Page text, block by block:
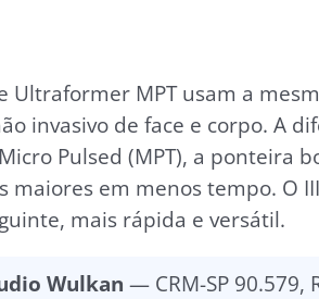
Ultraformer MPT usam a
invasivo de face e corpo. A
Pulsed (MPT), a ponteira
em menos tempo. O
mais rápida e versátil.
Wulkan — CRM-SP 90.579,